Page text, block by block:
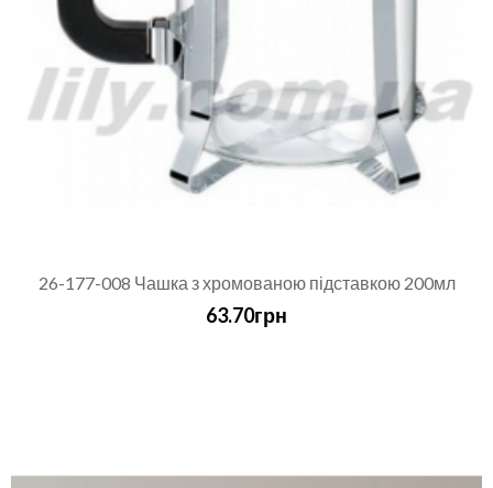
26-177-008 Чашка з хромованою підставкою 200мл
63.70грн